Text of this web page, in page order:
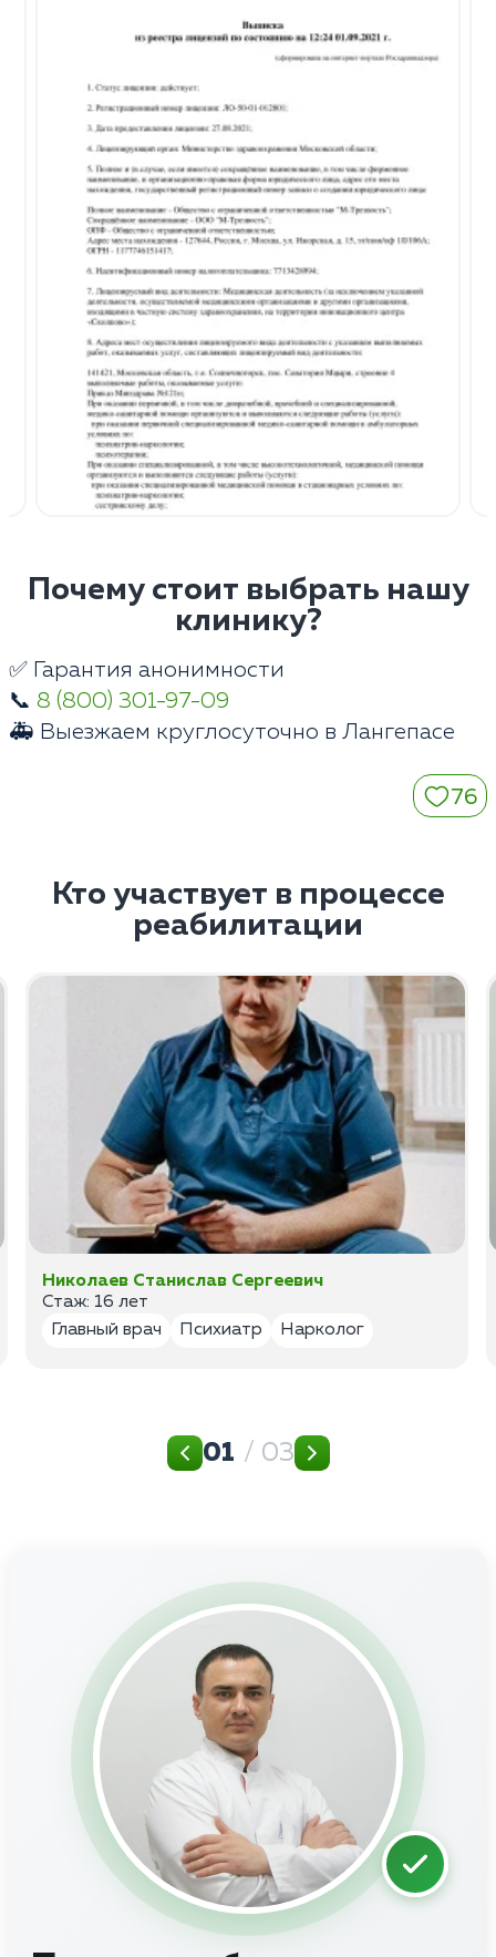
Почему стоит выбрать нашу
клинику?
✅ Гарантия анонимности
📞 8 (800) 301-97-09
🚑 Выезжаем круглосуточно в Лангепасе
76
Кто участвует в процессе
реабилитации
Николаев Станислав Сергеевич
Стаж: 16 лет
Главный врач
Психиатр Нарколог
01 / 03